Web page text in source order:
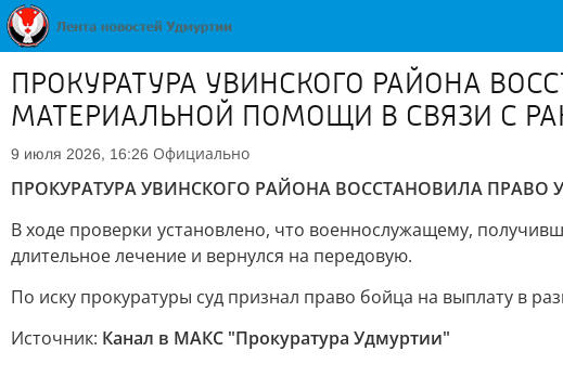
ПРОКУРАТУРА УВИНСКОГО РАЙОНА
МАТЕРИАЛЬНОЙ ПОМОЩИ В СВЯЗИ С
9 июля 2026, 16:26 Официально
ПРОКУРАТУРА УВИНСКОГО РАЙОНА ВОССТАНОВИЛА
В ходе проверки установлено, что военнослужащему,
длительное лечение и вернулся на передовую.
По иску прокуратуры суд признал право бойца на выплату в
Источник: Канал в МАКС "Прокуратура Удмуртии"